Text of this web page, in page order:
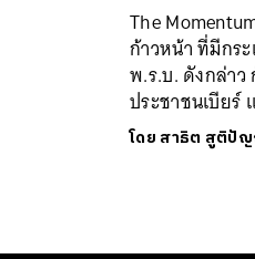
The
ก้าวหน้า ที่มีกระ
พ.ร.บ. ดังกล่า
ประชาชนเบีย
โดย สาธิต สูติปั